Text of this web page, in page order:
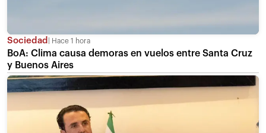
Sociedad Hace 1 hora
BoA: Clima causa demoras en vuelos entre Santa Cruz
y Buenos Aires